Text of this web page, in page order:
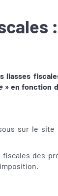
:
liasses
» en fonction
sur le
des